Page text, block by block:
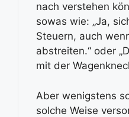
nach verstehen
sowas wie: „Ja,
Steuern, auch
abstreiten.“ oder
mit der
Aber wenigstens
solche Weise